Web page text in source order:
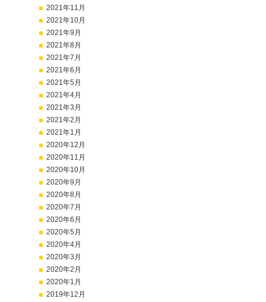
2021年11月
2021年10月
2021年9月
2021年8月
2021年7月
2021年6月
2021年5月
2021年4月
2021年3月
2021年2月
2021年1月
2020年12月
2020年11月
2020年10月
2020年9月
2020年8月
2020年7月
2020年6月
2020年5月
2020年4月
2020年3月
2020年2月
2020年1月
2019年12月